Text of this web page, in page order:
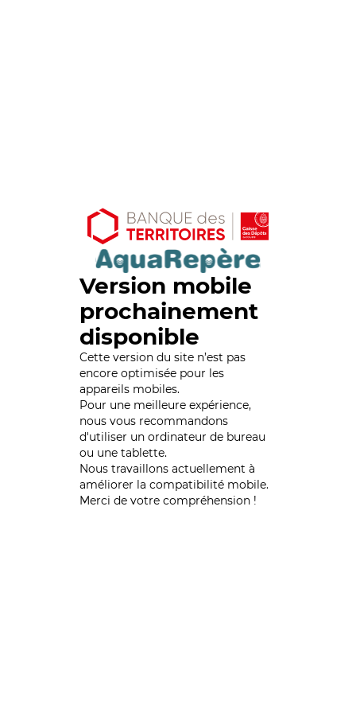
Version mobile
prochainement
disponible
Cette version du site n’est pas
encore optimisée pour les
appareils mobiles.
Pour une meilleure expérience,
nous vous recommandons
d'utiliser un ordinateur de bureau
ou une tablette.
Nous travaillons actuellement à
améliorer la compatibilité mobile.
Merci de votre compréhension !